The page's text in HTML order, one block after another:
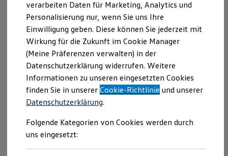
Umbaulösungen und Hersteller finden
Auf- und Umbauten entdecken & konfigurieren
Groß- und Sonderkunden
Großkunden
Kommunen & Behörden
Journalisten
Sportvereine
Branchenlösungen
Bau & Handwerk
Gewerbliche Personenbeförderung
Service & mobile Werkstätten
Kurier, Logistik & Handel
Feuerwehr
Rettungsdienste
ONE Business ID Vorteile
Fahrzeugsuche & Marktplatz
GmbH & Co. KG |
Impressum &
Rechtliches
Hier finden Sie Informationen über die
Karl-Heinz Diekow GmbH & Co. KG als
verantwortliche Anbieterin von Inhalten
und Angeboten, die auf dieser Webseite
verarbeiten Daten für Marketing, Analytics und
Personalisierung nur, wenn Sie uns Ihre
Einwilligung geben. Diese können Sie jederzeit mit
Wirkung für die Zukunft im Cookie Manager
(Meine Präferenzen verwalten) in der
Datenschutzerklärung widerrufen. Weitere
Informationen zu unseren eingesetzten Cookies
finden Sie in unsererCookie-Richtlinie und unserer
Datenschutzerklärung.
Folgende Kategorien von Cookies werden durch
uns eingesetzt: